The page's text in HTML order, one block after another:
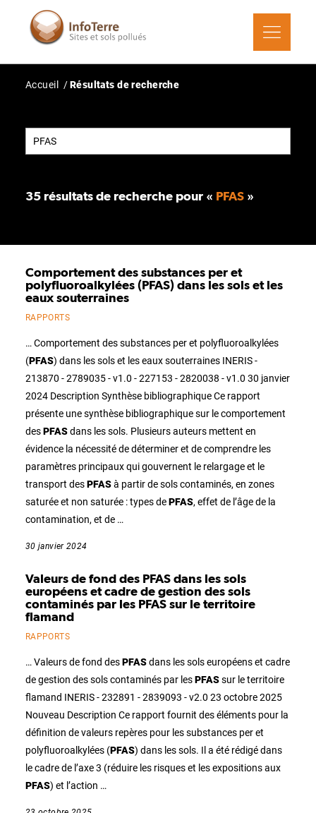
contenu
Fil
Accueil Résultats de recherche
35 résultats de recherche pour « PFAS »
Comportement des substances per et
polyfluoroalkylées (PFAS) dans les sols et les
eaux souterraines
RAPPORTS
… Comportement des substances per et polyfluoroalkylées
(PFAS) dans les sols et les eaux souterraines INERIS -
213870 - 2789035 - v1.0 - 227153 - 2820038 - v1.0 30 janvier
2024 Description Synthèse bibliographique Ce rapport
présente une synthèse bibliographique sur le comportement
desPFASdans les sols. Plusieurs auteurs mettent en
évidence la nécessité de déterminer et de comprendre les
paramètres principaux qui gouvernent le relargage et le
transport desPFASà partir de sols contaminés, en zones
saturée et non saturée : types dePFAS, effet de l’âge de la
contamination, et de …
30 janvier 2024
Valeurs de fond des PFAS dans les sols
européens et cadre de gestion des sols
contaminés par les PFAS sur le territoire
flamand
RAPPORTS
… Valeurs de fond desPFASdans les sols européens et cadre
de gestion des sols contaminés par lesPFASsur le territoire
flamand INERIS - 232891 - 2839093 - v2.0 23 octobre 2025
Nouveau Description Ce rapport fournit des éléments pour la
définition de valeurs repères pour les substances per et
polyfluoroalkylées (PFAS) dans les sols. Il a été rédigé dans
le cadre de l’axe 3 (réduire les risques et les expositions aux
PFAS) et l’action …